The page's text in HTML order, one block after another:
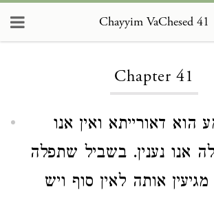
Chayyim VaChesed 41
Chapter 41
הוא דאורייתא ואין אנו
אנו נענין. בשביל שתפלה
מגיעין אותה לאין סוף ויש